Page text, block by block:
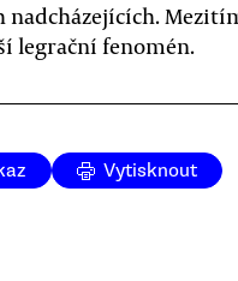
nadcházejících.
legrační fenomén.
Vytisknout